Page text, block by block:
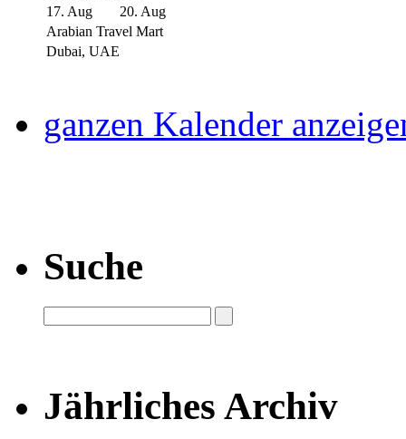
17. Aug
20. Aug
Arabian Travel Mart
Dubai, UAE
ganzen Kalender
Suche
Jährliches Archiv